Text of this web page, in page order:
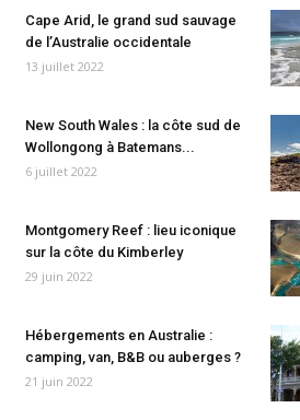
Cape Arid, le grand sud sauvage
de l’Australie occidentale
13 juillet 2022
New South Wales : la côte sud de
Wollongong à Batemans...
6 juillet 2022
Montgomery Reef : lieu iconique
sur la côte du Kimberley
29 juin 2022
Hébergements en Australie :
camping, van, B&B ou auberges ?
21 juin 2022